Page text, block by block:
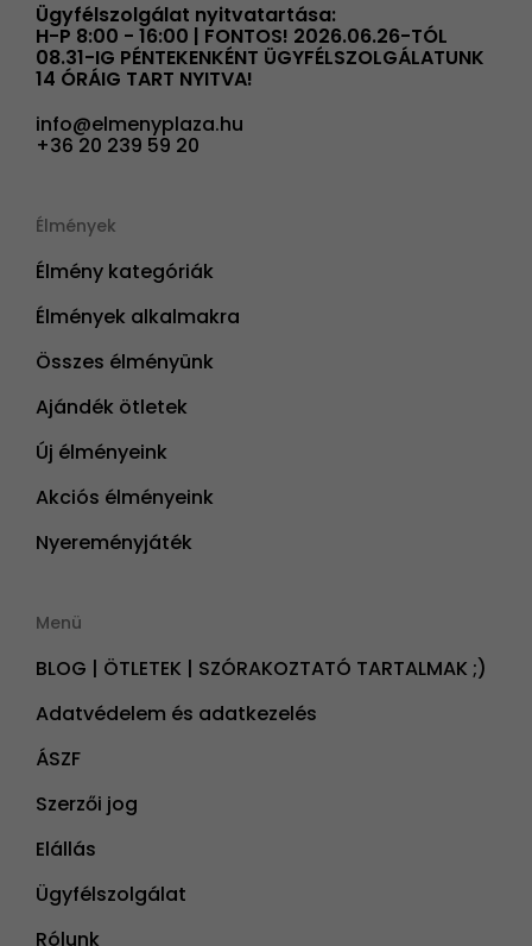
Ügyfélszolgálat nyitvatartása:
H-P 8:00 - 16:00 | FONTOS! 2026.06.26-TÓL
08.31-IG PÉNTEKENKÉNT ÜGYFÉLSZOLGÁLATUNK
14 ÓRÁIG TART NYITVA!
info@elmenyplaza.hu
+36 20 239 59 20
Élmények
Élmény kategóriák
Élmények alkalmakra
Összes élményünk
Ajándék ötletek
Új élményeink
Akciós élményeink
Nyereményjáték
Menü
BLOG | ÖTLETEK | SZÓRAKOZTATÓ TARTALMAK ;)
Adatvédelem és adatkezelés
ÁSZF
Szerzői jog
Elállás
Ügyfélszolgálat
Rólunk